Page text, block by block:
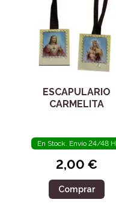
ESCAPULARIO
CARMELITA
En Stock. Envío 24/48 H
2,00 €
Comprar